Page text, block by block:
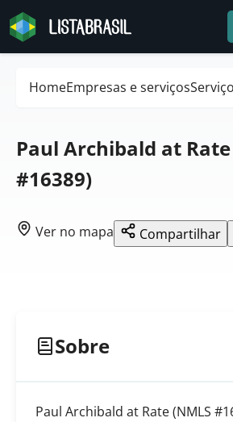
HomeEmpresas e serviços
Paul Archibald at
#16389)
Ver no mapa Compartilhar
Sobre
Paul Archibald at Rate (NMLS